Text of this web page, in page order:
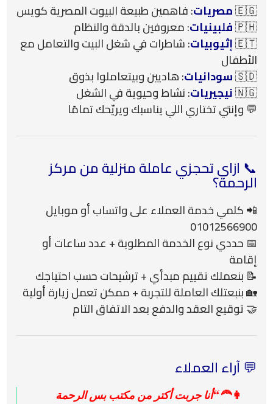
🇪🇬مصريات: فاهمين طبيعة البيوت المصرية كويس
🇵🇭فلبينيات: معروفين بالدقة والنظام
🇪🇹إثيوبيات: شاطرات في شغل البيت والتعامل مع
الأطفال
🇸🇩سودانيات: هاديين وبيتعاملوا بذوق
🇳🇬نيجيريات: نشاط وحيوية في الشغل
💬 وإنتي تختاري اللي يناسبك ويريّحك تمامًا
📞 ازاي تحجزي عاملة منزلية من مركز
الرحمة؟
📲 كلمي خدمة العملاء على واتساب أو موبايل
01012566900
📅 حددي نوع الخدمة المطلوبة + عدد ساعات أو
إقامة
📝 بنعملك تقييم مبدأي + ترشيحات حسب احتياجك
🏡 بنبعتلك العاملة للتجربة + ممكن تعمل زيارة أولية
🤝 توقيع العقد والدفع بعد الاتفاق التام
💬 آراء العملاء
👩‍🦰“أنا جربت أكتر من مكتب بس الرحمة